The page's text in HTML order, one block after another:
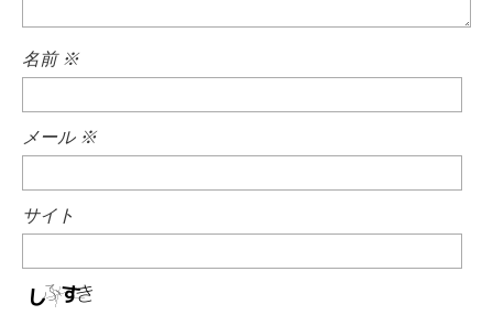
名前※
メール ※
サイト